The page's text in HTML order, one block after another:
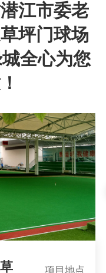
江市委老
坪门球场
全心为您
项目地点